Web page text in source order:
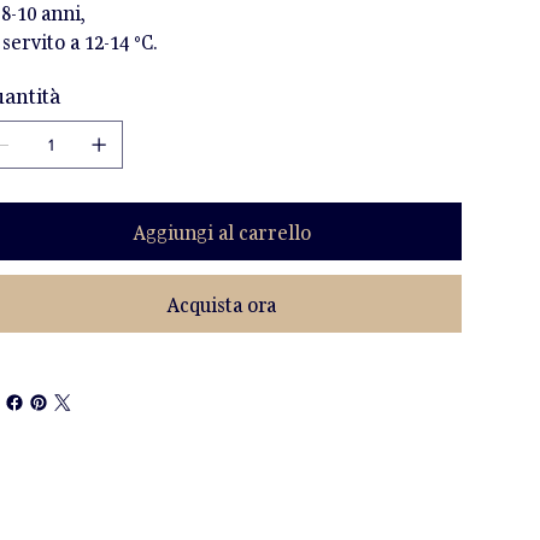
10 anni,
a 12-14 °C.
Aggiungi al carrello
Acquista ora